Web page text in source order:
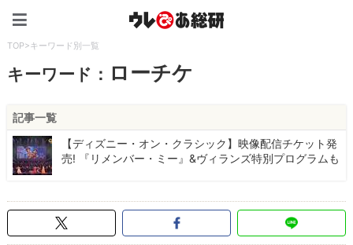
TOP>キーワード別一覧
キーワード： ローチケ
記事一覧
【ディズニー・オン・クラシック】映像配信チケット発
売! 『リメンバー・ミー』&ヴィランズ特別プログラムも